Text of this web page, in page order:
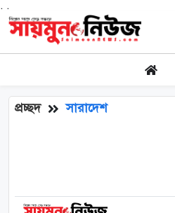
. .
প্রচ্ছদ সারাদেশ